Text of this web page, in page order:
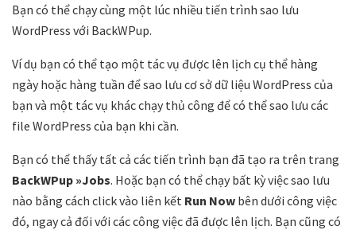
Bạn có thể chạy cùng một lúc nhiều tiến trình sao lưu
WordPress với BackWPup.
Ví dụ bạn có thể tạo một tác vụ được lên lịch cụ thể hàng
ngày hoặc hàng tuần để sao lưu cơ sở dữ liệu WordPress của
bạn và một tác vụ khác chạy thủ công để có thể sao lưu các
file WordPress của bạn khi cần.
Bạn có thể thấy tất cả các tiến trình bạn đã tạo ra trên trang
BackWPup »Jobs. Hoặc bạn có thể chạy bất kỳ việc sao lưu
nào bằng cách click vào liên kết Run Now bên dưới công việc
đó, ngay cả đối với các công việc đã được lên lịch. Bạn cũng có